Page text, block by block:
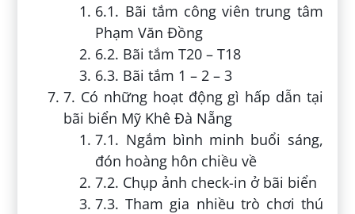
6.1. Bãi tắm công viên trung tâm
Phạm Văn Đồng
6.2. Bãi tắm T20 – T18
6.3. Bãi tắm 1 – 2 – 3
7. Có những hoạt động gì hấp dẫn tại
bãi biển Mỹ Khê Đà Nẵng
7.1. Ngắm bình minh buổi sáng,
đón hoàng hôn chiều về
7.2. Chụp ảnh check-in ở bãi biển
7.3. Tham gia nhiều trò chơi thú